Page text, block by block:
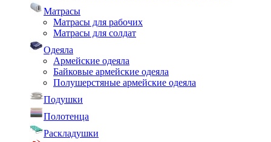
Матрасы
Матрасы для рабочих
Матрасы для солдат
Одеяла
Армейские одеяла
Байковые армейские одеяла
Полушерстяные армейские одеяла
Подушки
Полотенца
Раскладушки